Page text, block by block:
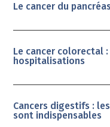
Le cancer du
Le cancer colorectal
hospitalisations
Cancers digestifs :
sont indispensables